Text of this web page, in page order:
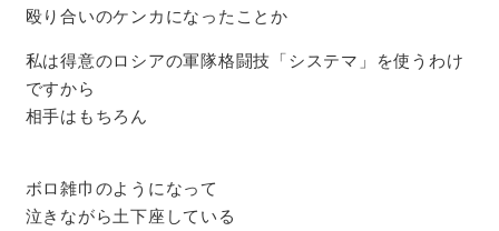
殴り合いのケンカになったことか
私は得意のロシアの軍隊格闘技「システマ」を使うわけ
ですから
相手はもちろん
ボロ雑巾のようになって
泣きながら土下座している